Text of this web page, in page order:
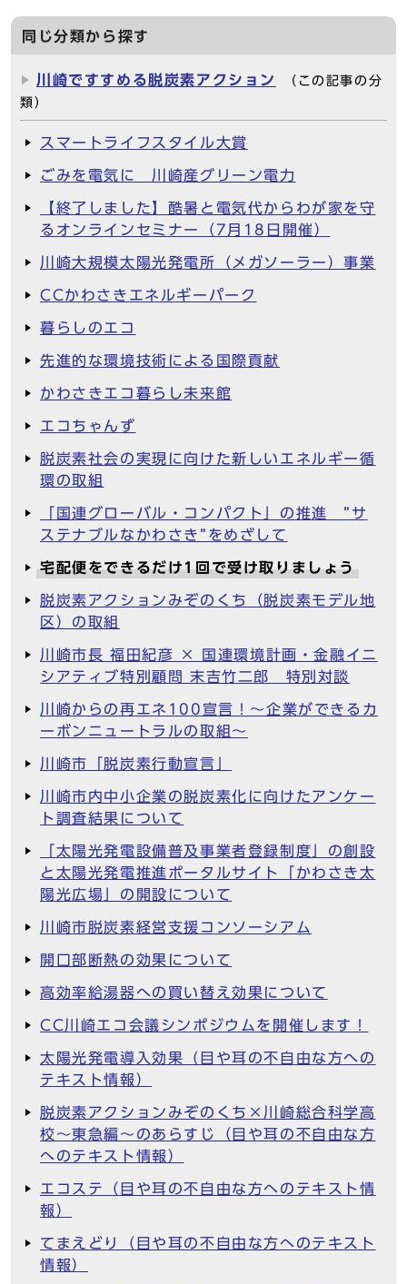
同じ分類から探す
川崎ですすめる脱炭素アクション
（この記事の分
類）
スマートライフスタイル大賞
ごみを電気に 川崎産グリーン電力
【終了しました】酷暑と電気代からわが家を守
るオンラインセミナー（7月18日開催）
川崎大規模太陽光発電所（メガソーラー）事業
CCかわさきエネルギーパーク
暮らしのエコ
先進的な環境技術による国際貢献
かわさきエコ暮らし未来館
エコちゃんず
脱炭素社会の実現に向けた新しいエネルギー循
環の取組
「国連グローバル・コンパクト」の推進 ”サ
ステナブルなかわさき”をめざして
宅配便をできるだけ1回で受け取りましょう
脱炭素アクションみぞのくち（脱炭素モデル地
区）の取組
川崎市長 福田紀彦 × 国連環境計画・金融イニ
シアティブ特別顧問 末吉竹二郎 特別対談
川崎からの再エネ100宣言！～企業ができるカ
ーボンニュートラルの取組～
川崎市「脱炭素行動宣言」
川崎市内中小企業の脱炭素化に向けたアンケー
ト調査結果について
「太陽光発電設備普及事業者登録制度」の創設
と太陽光発電推進ポータルサイト「かわさき太
陽光広場」の開設について
川崎市脱炭素経営支援コンソーシアム
開口部断熱の効果について
高効率給湯器への買い替え効果について
CC川崎エコ会議シンポジウムを開催します！
太陽光発電導入効果（目や耳の不自由な方への
テキスト情報）
脱炭素アクションみぞのくち×川崎総合科学高
校～東急編～のあらすじ（目や耳の不自由な方
へのテキスト情報）
エコステ（目や耳の不自由な方へのテキスト情
報）
てまえどり（目や耳の不自由な方へのテキスト
情報）